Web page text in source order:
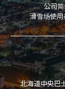
公司
滑雪场使
北海道中央巴